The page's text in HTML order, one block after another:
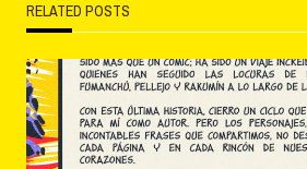
screen-
reader-
text">Page</span>
RELATED POSTS